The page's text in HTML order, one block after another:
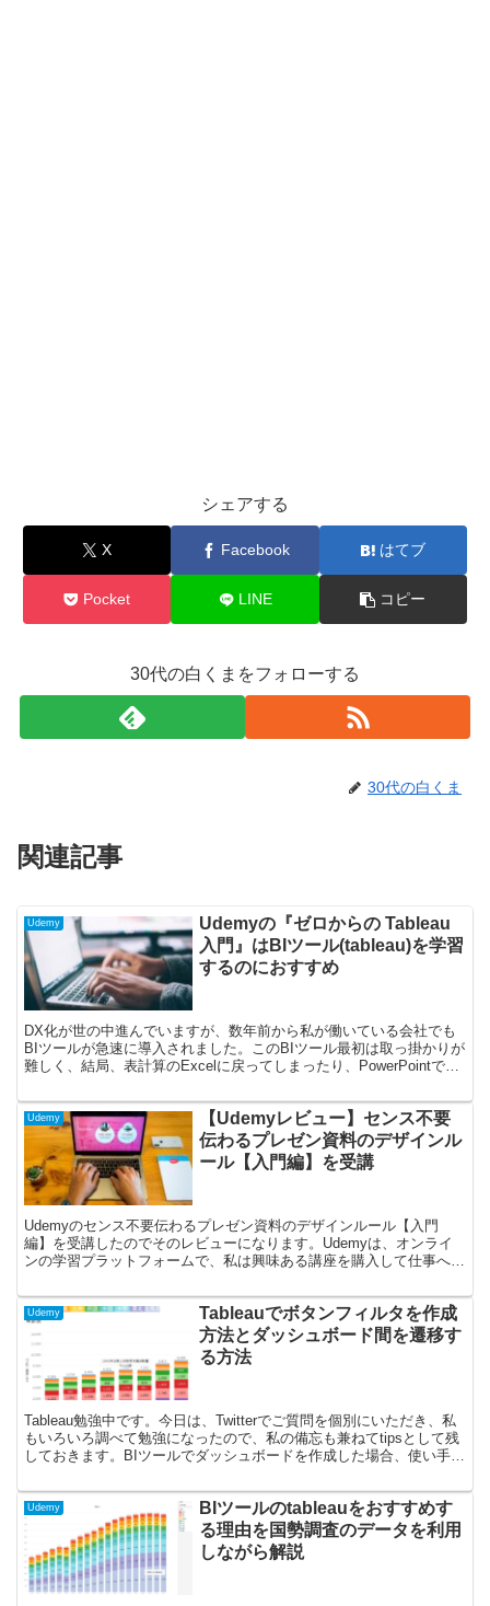
シェアする
X Facebook はてブ
Pocket LINE コピー
30代の白くまをフォローする
30代の白くま
関連記事
Udemy
Udemyの『ゼロからの Tableau
入門』はBIツール(tableau)を学習
するのにおすすめ
DX化が世の中進んでいますが、数年前から私が働いている会社でも
BIツールが急速に導入されました。このBIツール最初は取っ掛かりが
難しく、結局、表計算のExcelに戻ってしまったり、PowerPointで資
Udemy
【Udemyレビュー】センス不要
伝わるプレゼン資料のデザインル
ール【入門編】を受講
Udemyのセンス不要伝わるプレゼン資料のデザインルール【入門
編】を受講したのでそのレビューになります。Udemyは、オンライ
ンの学習プラットフォームで、私は興味ある講座を購入して仕事へ活
Udemy
Tableauでボタンフィルタを作成
方法とダッシュボード間を遷移す
る方法
Tableau勉強中です。今日は、Twitterでご質問を個別にいただき、私
もいろいろ調べて勉強になったので、私の備忘も兼ねてtipsとして残
しておきます。BIツールでダッシュボードを作成した場合、使い手の
Udemy
BIツールのtableauをおすすめす
る理由を国勢調査のデータを利用
しながら解説